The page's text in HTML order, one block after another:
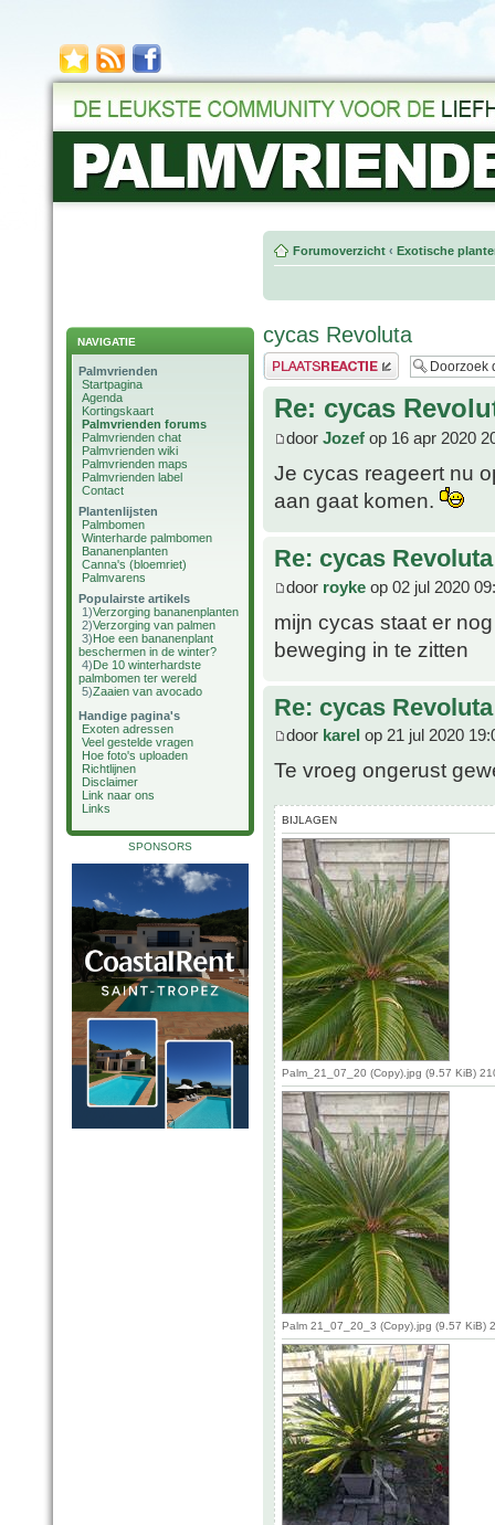
NAVIGATIE
Palmvrienden
Startpagina
Agenda
Kortingskaart
Palmvrienden forums
Palmvrienden chat
Palmvrienden wiki
Palmvrienden maps
Palmvrienden label
Contact
Plantenlijsten
Palmbomen
Winterharde palmbomen
Bananenplanten
Canna's (bloemriet)
Palmvarens
Populairste artikels
1)Verzorging bananenplanten
2)Verzorging van palmen
3)Hoe een bananenplant
beschermen in de winter?
4)De 10 winterhardste
palmbomen ter wereld
5)Zaaien van avocado
Handige pagina's
Exoten adressen
Veel gestelde vragen
Hoe foto's uploaden
Richtlijnen
Disclaimer
Link naar ons
Links
SPONSORS
Forumoverzicht ‹ Exotische
cycas Revoluta
Plaats een reactie
Re: cycas
door Jozef op 16 apr 2020
Je cycas reageert nu
aan gaat komen.
Re: cycas Revoluta
door royke op 02 jul 2020
mijn cycas staat er
beweging in te zitten
Re: cycas Revoluta
door karel op 21 jul 2020
Te vroeg ongerust
BIJLAGEN
Palm_21_07_20 (Copy).jpg (9.57 KiB)
Palm 21_07_20_3 (Copy).jpg (9.57 KiB)